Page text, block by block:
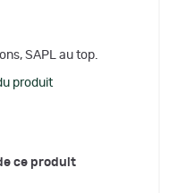
SAPL au top.
produit
ce produit